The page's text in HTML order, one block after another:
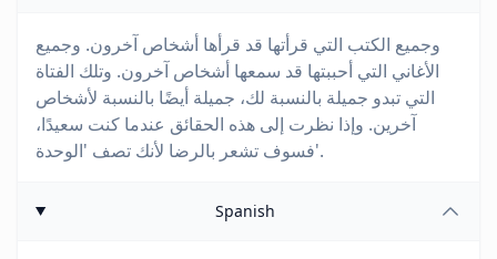
وجميع الكتب التي قرأتها قد قرأها أشخاص آخرون. وجميع
الأغاني التي أحببتها قد سمعها أشخاص آخرون. وتلك الفتاة
التي تبدو جميلة بالنسبة لك، جميلة أيضًا بالنسبة لأشخاص
آخرين. وإذا نظرت إلى هذه الحقائق عندما كنت سعيدًا،
فسوف تشعر بالرضا لأنك تصف 'الوحدة'.
Spanish